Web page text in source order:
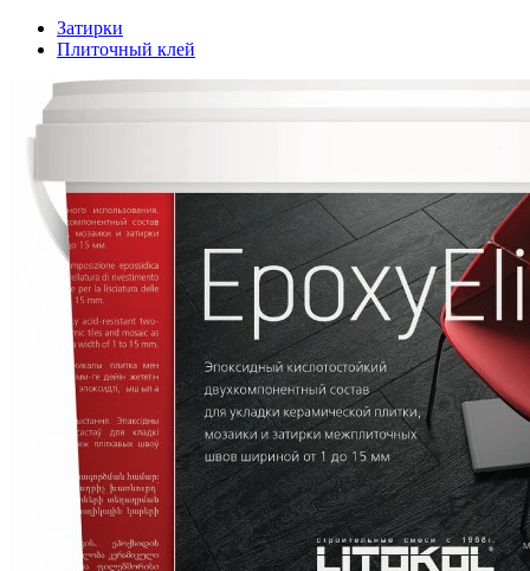
Затирки
Плиточный клей